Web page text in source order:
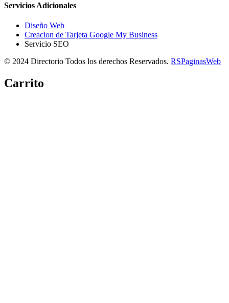
Servicios Adicionales
Diseño Web
Creacion de Tarjeta Google My Business
Servicio SEO
© 2024 Directorio Todos los derechos Reservados. RSPaginasWeb
Carrito